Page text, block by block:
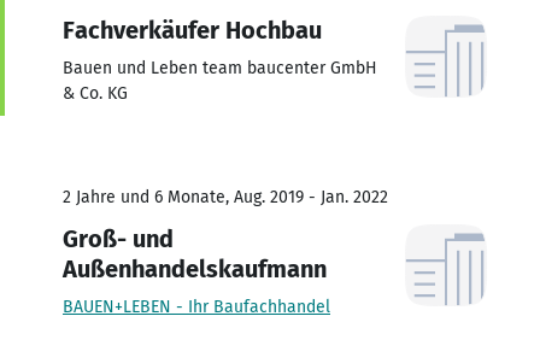
Fachverkäufer Hochbau
Bauen und Leben team baucenter GmbH
& Co. KG
2 Jahre und 6 Monate, Aug. 2019 - Jan. 2022
Groß- und
Außenhandelskaufmann
BAUEN+LEBEN - Ihr Baufachhandel